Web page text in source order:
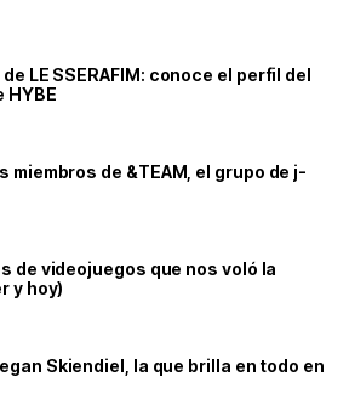
LE SSERAFIM: conoce el perfil del
HYBE
miembros de &TEAM, el grupo de j-
de videojuegos que nos voló la
y hoy)
Skiendiel, la que brilla en todo en